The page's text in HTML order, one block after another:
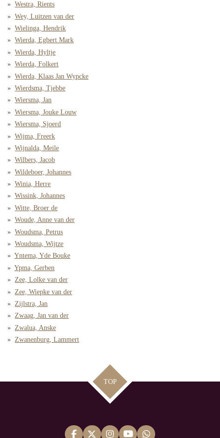
Westra, Rients
Wey, Luitzen van der
Wielinga, Hendrik
Wierda, Egbert Mark
Wierda, Hyltje
Wierda, Folkert
Wierda, Klaas Jan Wypcke
Wierdsma, Tjebbe
Wiersma, Jan
Wiersma, Jouke Louw
Wiersma, Sjoerd
Wijma, Freerk
Wijnalda, Meile
Wilbers, Jacob
Wildeboer, Johannes
Winia, Herre
Wissink, Johannes
Witte, Broer de
Woude, Anne van der
Woudsma, Petrus
Woudsma, Wijtze
Yntema, Yde Bouke
Ypma, Gerben
Zee, Lolke van der
Zee, Wiepke van der
Zijlstra, Jan
Zwaag, Jan van der
Zwalua, Anske
Zwanenburg, Lammert
TOP